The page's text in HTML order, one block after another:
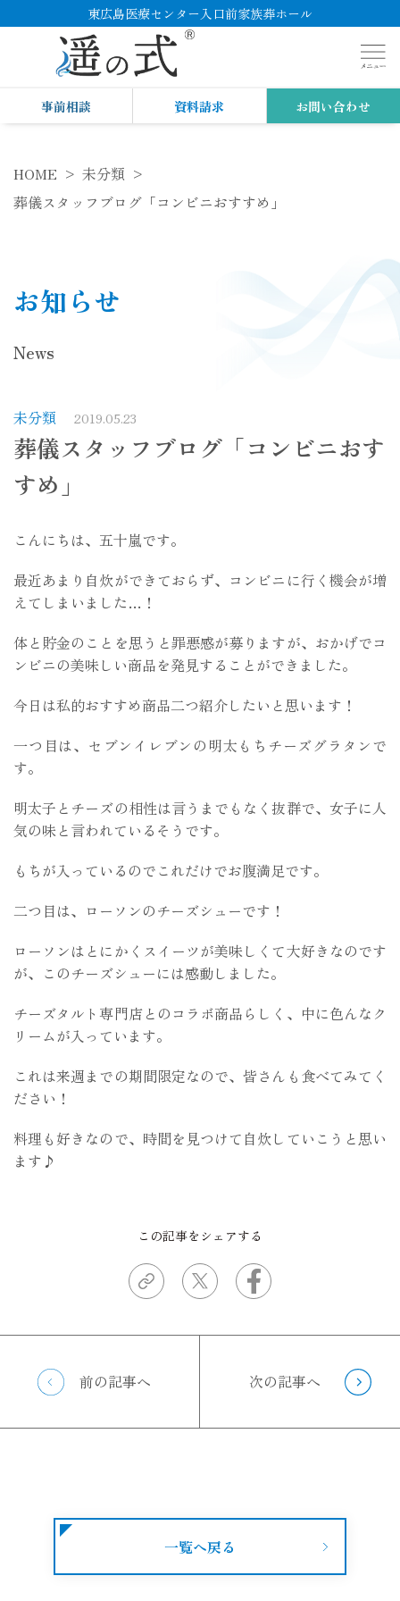
東広島医療センター入口前家族葬ホール
事前相談 資料請求 お問い合わせ
HOME
未分類
葬儀スタッフブログ「コンビニおすすめ」
お知らせ
News
未分類 2019.05.23
葬儀スタッフブログ「コンビニおす
すめ」
こんにちは、五十嵐です。
最近あまり自炊ができておらず、コンビニに行く機会が増
えてしまいました…！
体と貯金のことを思うと罪悪感が募りますが、おかげでコ
ンビニの美味しい商品を発見することができました。
今日は私的おすすめ商品二つ紹介したいと思います！
一つ目は、セブンイレブンの明太もちチーズグラタンで
す。
明太子とチーズの相性は言うまでもなく抜群で、女子に人
気の味と言われているそうです。
もちが入っているのでこれだけでお腹満足です。
二つ目は、ローソンのチーズシューです！
ローソンはとにかくスイーツが美味しくて大好きなのです
が、このチーズシューには感動しました。
チーズタルト専門店とのコラボ商品らしく、中に色んなク
リームが入っています。
これは来週までの期間限定なので、皆さんも食べてみてく
ださい！
料理も好きなので、時間を見つけて自炊していこうと思い
ます♪
この記事をシェアする
前の記事へ 次の記事へ
一覧へ戻る